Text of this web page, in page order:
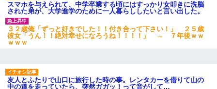
スマホを与えられて、中学卒業する頃にはすっかり女叩きに洗脳
された弟が、大学進学のために一人暮らししたいと言い出した。
３２歳俺「ずっと好きでした！！付き合って下さい！」 ２５歳
彼女「うん！！絶対幸せになろうね！！！！」 → ７年後ｗｗ
ｗｗｗ
友人とふたりで山口に旅行した時の事。レンタカーを借りて山の
中の道を走っていたら、突然ガガッ！って音がして…